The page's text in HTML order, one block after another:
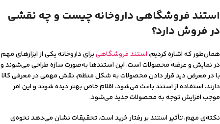
استند فروشگاهی داروخانه چیست و چه نقشی
در فروش دارد؟
همان‌طور که اشاره کردیم،استند فروشگاهیبرای داروخانه یکی از ابزارهای مهم
در نمایش و عرضه محصولات است. این استندها به‌صورت سازه‌ طراحی می‌شوند و
با در معرض دید قرار دادن محصولات به شکل منظم، نقش مهمی در معرفی کالا
دارند. استفاده از استند باعث می‌شود، اقلام خاص بهتر دیده شوند و این امر
موجب افزایش توجه به محصولات جدید می‌شود.
نکته‌ی مهم، تأثیر استند بر رفتار خرید است. تحقیقات نشان می‌دهد نحوه‌ی